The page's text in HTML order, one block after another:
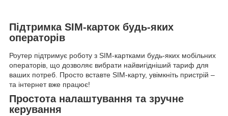
Підтримка SIM-карток будь-яких
операторів
Роутер підтримує роботу з SIM-картками будь-яких мобільних
операторів, що дозволяє вибрати найвигідніший тариф для
ваших потреб. Просто вставте SIM-карту, увімкніть пристрій –
та інтернет вже працює!
Простота налаштування та зручне
керування